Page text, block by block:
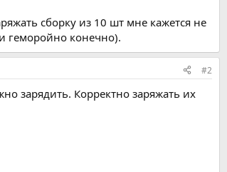
сборку из 10 шт мне кажется не
геморойно конечно).
#2
зарядить. Корректно заряжать их